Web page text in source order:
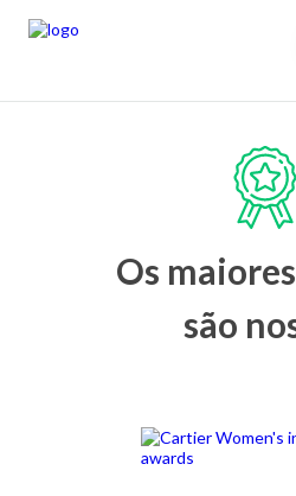
Os
são